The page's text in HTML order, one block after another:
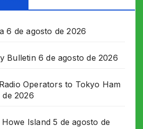
6 de agosto de 2026
Bulletin 6 de agosto de 2026
Operators to Tokyo Ham
2026
Island 5 de agosto de